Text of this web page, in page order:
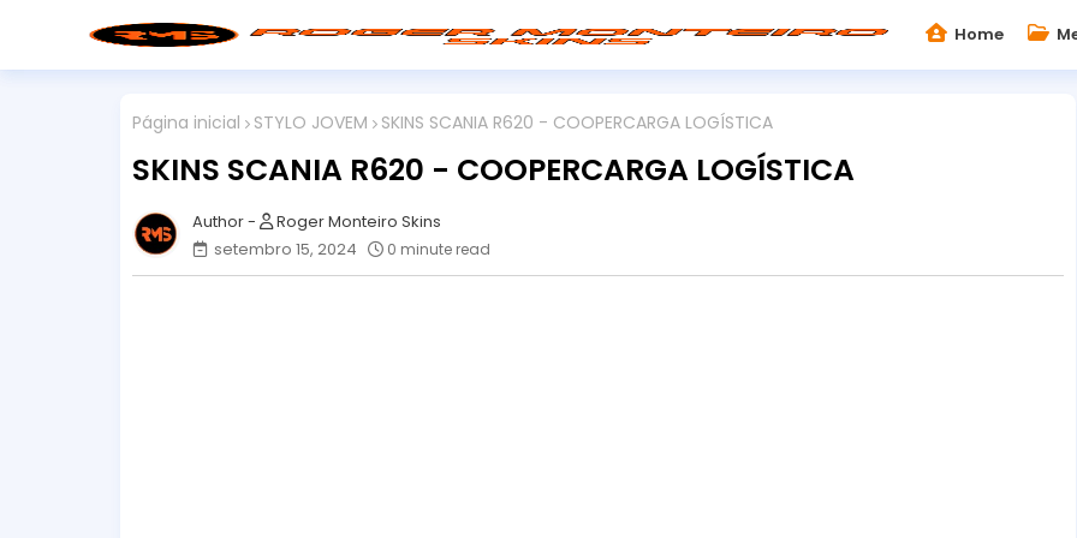
Home
Página inicial STYLO JOVEM SKINS SCANIA R620 - COOPERCARGA LOGÍSTICA
SKINS SCANIA R620 - COOPERCARGA LOGÍSTICA
Roger Monteiro Skins
setembro 15, 2024
0 minute read